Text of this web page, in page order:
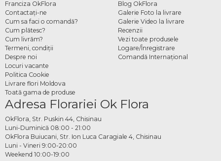
Franciza OkFlora
Contactaţi-ne
Cum sa faci o comandă?
Cum plătesc?
Cum livrăm?
Termeni, condiţii
Despre noi
Locuri vacante
Politica Cookie
Livrare flori Moldova
Toată gama de produse
Blog OkFlora
Galerie Foto la livrare
Galerie Video la livrare
Recenzii
Vezi toate produsele
Logare/Înregistrare
Comandă Internațional
Adresa Florariei Ok Flora
OkFlora, Str. Puskin 44, Chisinau
Luni-Duminică 08:00 - 21:00
OkFlora Buiucani, Str. Ion Luca Caragiale 4, Chisinau
Luni - Vineri 9:00-20:00
Weekend 10:00-19:00